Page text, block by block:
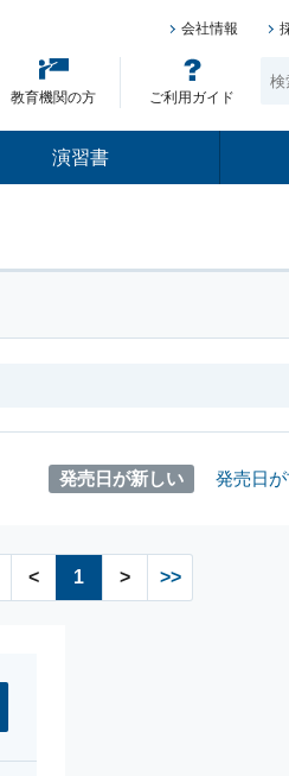
会社情報
教育機関の方 ご利用ガイド
演習書
発売日が新しい 発売日
< 1 > >>